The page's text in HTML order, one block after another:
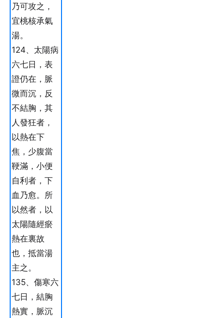
乃可攻之，
宜桃核承氣
湯。
124、太陽病
六七日，表
證仍在，脈
微而沉，反
不結胸，其
人發狂者，
以熱在下
焦，少腹當
鞕滿，小便
自利者，下
血乃愈。所
以然者，以
太陽隨經瘀
熱在裏故
也，抵當湯
主之。
135、傷寒六
七日，結胸
熱實，脈沉